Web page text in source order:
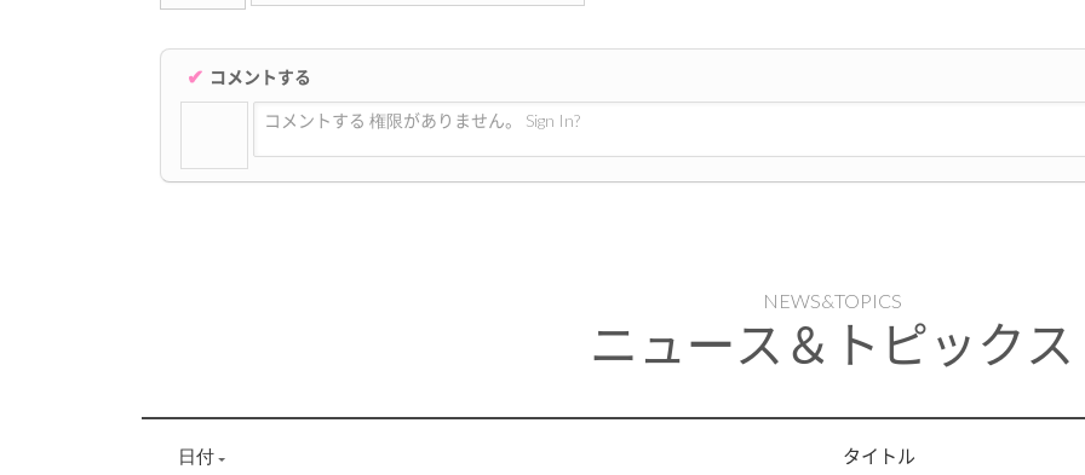
✔ コメントする
コメントする 権限がありません。 Sign In?
NEWS&TOPICS
ニュース＆トピックス
日付 タイトル